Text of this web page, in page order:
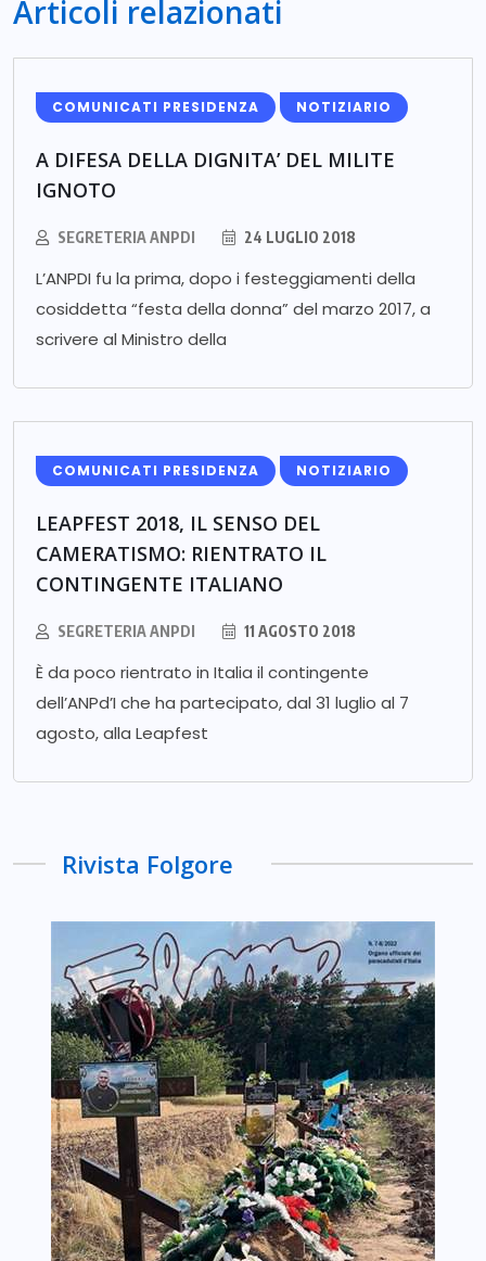
Articoli relazionati
COMUNICATI PRESIDENZA NOTIZIARIO
A DIFESA DELLA DIGNITA’ DEL MILITE
IGNOTO
SEGRETERIA ANPDI 24 LUGLIO 2018
L’ANPDI fu la prima, dopo i festeggiamenti della
cosiddetta “festa della donna” del marzo 2017, a
scrivere al Ministro della
COMUNICATI PRESIDENZA NOTIZIARIO
LEAPFEST 2018, IL SENSO DEL
CAMERATISMO: RIENTRATO IL
CONTINGENTE ITALIANO
SEGRETERIA ANPDI 11 AGOSTO 2018
È da poco rientrato in Italia il contingente
dell’ANPd’I che ha partecipato, dal 31 luglio al 7
agosto, alla Leapfest
Rivista Folgore